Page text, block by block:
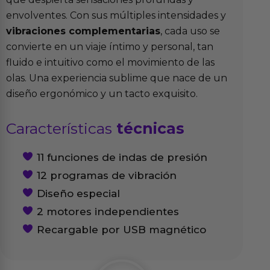
envolventes. Con sus múltiples intensidades y
vibraciones complementarias, cada uso se
convierte en un viaje íntimo y personal, tan
fluido e intuitivo como el movimiento de las
olas. Una experiencia sublime que nace de un
diseño ergonómico y un tacto exquisito.
Características técnicas
11 funciones de indas de presión
12 programas de vibración
Diseño especial
2 motores independientes
Recargable por USB magnético